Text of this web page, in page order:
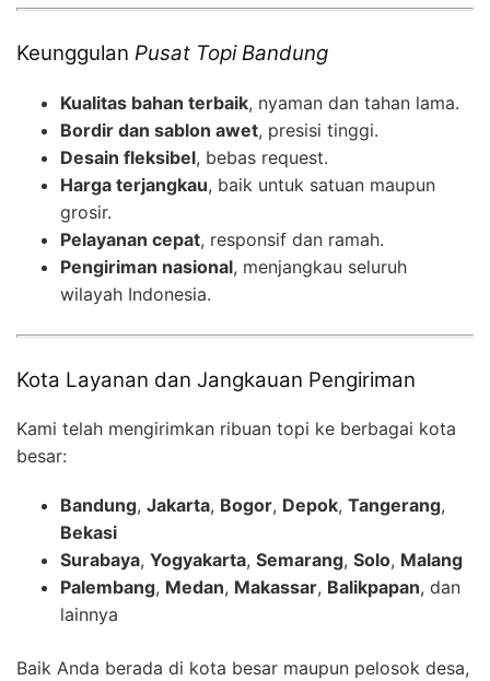
Keunggulan Pusat Topi Bandung
Kualitas bahan terbaik, nyaman dan tahan lama.
Bordir dan sablon awet, presisi tinggi.
Desain fleksibel, bebas request.
Harga terjangkau, baik untuk satuan maupun
grosir.
Pelayanan cepat, responsif dan ramah.
Pengiriman nasional, menjangkau seluruh
wilayah Indonesia.
Kota Layanan dan Jangkauan Pengiriman
Kami telah mengirimkan ribuan topi ke berbagai kota
besar:
Bandung, Jakarta, Bogor, Depok, Tangerang,
Bekasi
Surabaya, Yogyakarta, Semarang, Solo, Malang
Palembang, Medan, Makassar, Balikpapan, dan
lainnya
Baik Anda berada di kota besar maupun pelosok desa,